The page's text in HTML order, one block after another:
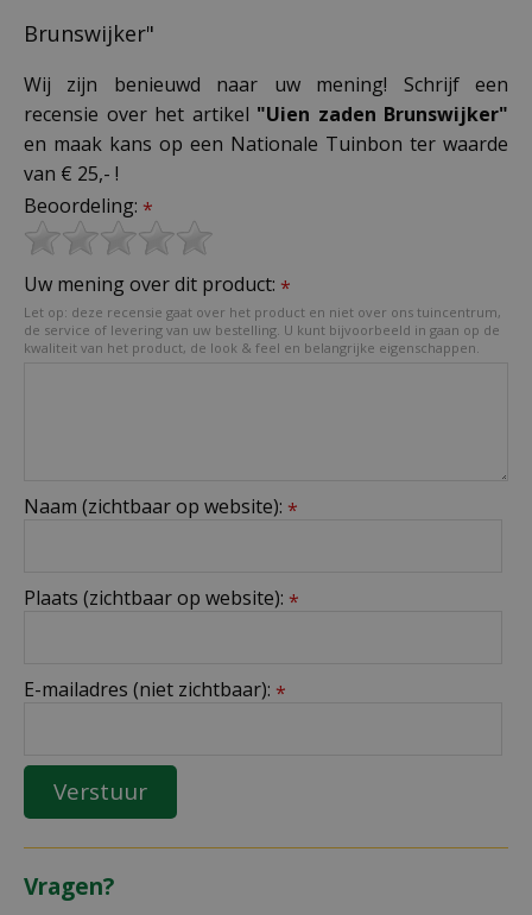
Brunswijker"
Wij zijn benieuwd naar uw mening! Schrijf een
recensie over het artikel "Uien zaden Brunswijker"
en maak kans op een Nationale Tuinbon ter waarde
van € 25,- !
Beoordeling: *
Uw mening over dit product: *
Let op: deze recensie gaat over het product en niet over ons tuincentrum,
de service of levering van uw bestelling. U kunt bijvoorbeeld in gaan op de
kwaliteit van het product, de look & feel en belangrijke eigenschappen.
Naam (zichtbaar op website): *
Plaats (zichtbaar op website): *
E-mailadres (niet zichtbaar): *
Vragen?